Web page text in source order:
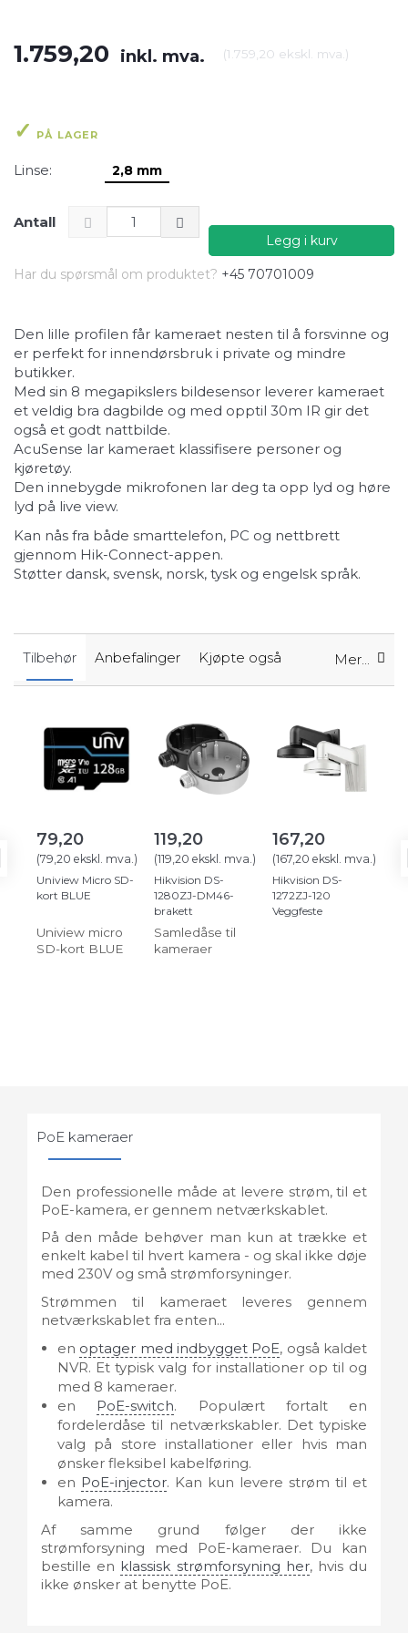
1.759,20 inkl. mva. (1.759,20 ekskl. mva. )
PÅ LAGER
Linse: 2,8 mm
Antall
Legg i kurv
Har du spørsmål om produktet? +45 70701009
Den lille profilen får kameraet nesten til å forsvinne og
er perfekt for innendørsbruk i private og mindre
butikker.
Med sin 8 megapikslers bildesensor leverer kameraet
et veldig bra dagbilde og med opptil 30m IR gir det
også et godt nattbilde.
AcuSense lar kameraet klassifisere personer og
kjøretøy.
Den innebygde mikrofonen lar deg ta opp lyd og høre
lyd på live view.
Kan nås fra både smarttelefon, PC og nettbrett
gjennom Hik-Connect-appen.
Støtter dansk, svensk, norsk, tysk og engelsk språk.
Mer...
Tilbehør Anbefalinger Kjøpte også
79,20
(79,20 ekskl. mva.)
Uniview Micro SD-
kort BLUE
Uniview micro
SD-kort BLUE
119,20
(119,20 ekskl. mva.)
Hikvision DS-
1280ZJ-DM46-
brakett
Samledåse til
kameraer
167,20
(167,20 ekskl. mva.)
Hikvision DS-
1272ZJ-120
Veggfeste
PoE kameraer
Den professionelle måde at levere strøm, til et
PoE-kamera, er gennem netværkskablet.
På den måde behøver man kun at trække et
enkelt kabel til hvert kamera - og skal ikke døje
med 230V og små strømforsyninger.
Strømmen til kameraet leveres gennem
netværkskablet fra enten...
en optager med indbygget PoE, også kaldet
NVR. Et typisk valg for installationer op til og
med 8 kameraer.
en PoE-switch. Populært fortalt en
fordelerdåse til netværkskabler. Det typiske
valg på store installationer eller hvis man
ønsker fleksibel kabelføring.
en PoE-injector. Kan kun levere strøm til et
kamera.
Af samme grund følger der ikke
strømforsyning med PoE-kameraer. Du kan
bestille en klassisk strømforsyning her, hvis du
ikke ønsker at benytte PoE.